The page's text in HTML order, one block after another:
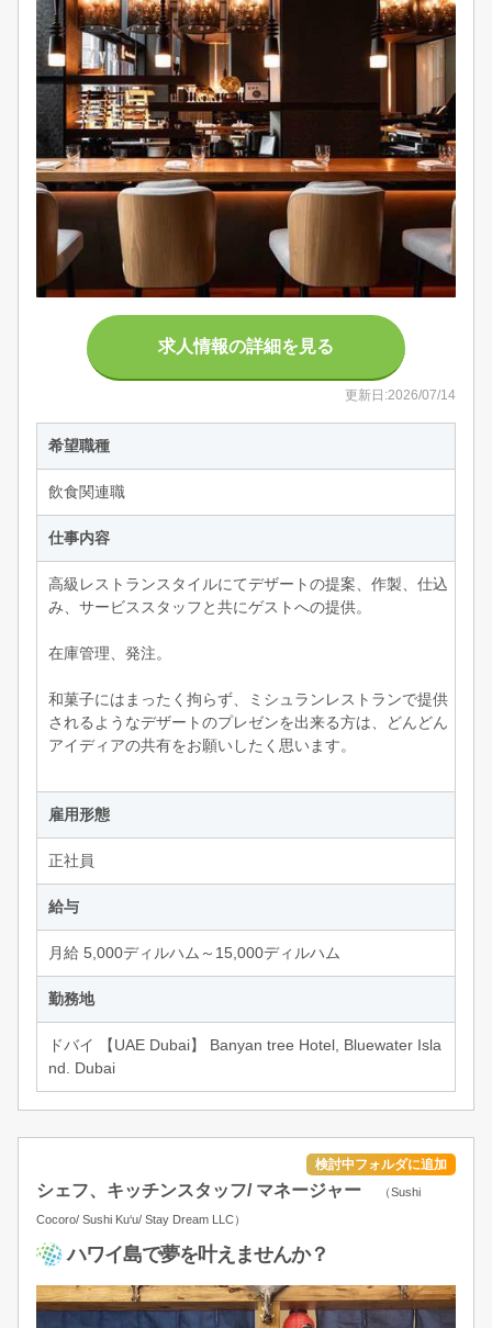
希望職種
飲食関連職
仕事内容
高級レストランスタイルにてデザートの提案、作製、仕込
み、サービススタッフと共にゲストへの提供。
在庫管理、発注。
和菓子にはまったく拘らず、ミシュランレストランで提供
されるようなデザートのプレゼンを出来る方は、どんどん
アイディアの共有をお願いしたく思います。
雇用形態
正社員
給与
月給 5,000ディルハム～15,000ディルハム
勤務地
ドバイ 【UAE Dubai】 Banyan tree Hotel, Bluewater Isla
nd. Dubai
求人情報の詳細を見る
更新日:2026/07/14
シェフ、キッチンスタッフ/ マネージャー （Sushi
Cocoro/ Sushi Ku‘u/ Stay Dream LLC）
ハワイ島で夢を叶えませんか？